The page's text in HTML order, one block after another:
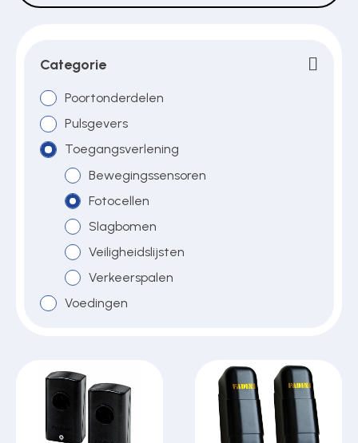
Toegangsverlening
Voedingen
Over ons
Contact
Categorie
Poortonderdelen
Pulsgevers
Toegangsverlening
Bewegingssensoren
Fotocellen
Slagbomen
Veiligheidslijsten
Verkeerspalen
Voedingen